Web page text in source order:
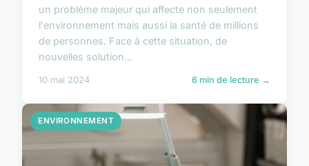
un problème majeur qui affecte non seulement
l'environnement mais aussi la santé de millions
de personnes. Face à cette situation, de
nouvelles solution...
10 mai 2024 6 min de lecture →
ENVIRONNEMENT